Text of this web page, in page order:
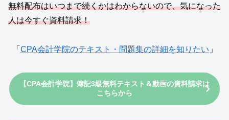
無料配布はいつまで続くかはわからないので、気になった
人は今すぐ資料請求！
「 CPA会計学院のテキスト・問題集の詳細を知りたい 」
【CPA会計学院】簿記3級無料テキスト＆動画の資料請求は
こちらから